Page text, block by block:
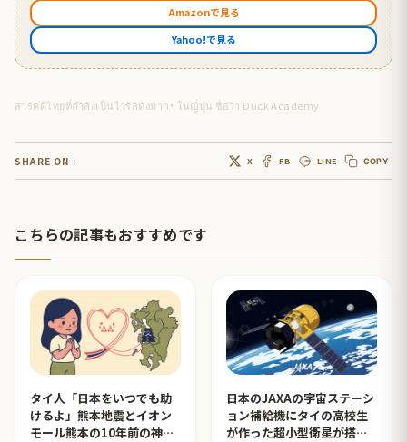
Amazonで見る
Yahoo!で見る
สารคดีไทยที่กำลังเป็นไวรัลดังมากๆ ในญี่ปุ่น ชื่อว่า Duck Academy
SHARE ON : X FB LINE COPY
こちらの記事もおすすめです
タイ人「日本をいつでも助
けるよ」熊本地震とイオン
モール熊本の10年前の神対
日本のJAXAの宇宙ステーシ
ョン補給機にタイの高校生
が作った超小型衛星が搭載